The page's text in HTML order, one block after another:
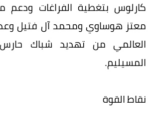
كارلوس بتغطية الفراغات ودعم
معتز هوساوي ومحمد آل فتيل
العالمي من تهديد شباك
المسيليم.
نقاط القوة